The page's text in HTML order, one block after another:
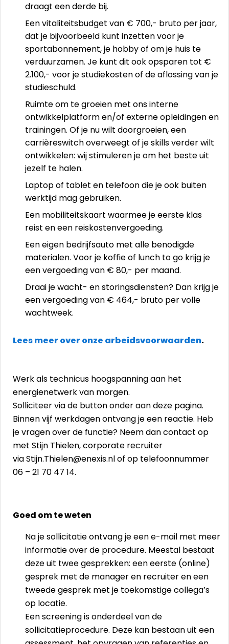
draagt een derde bij.
Een vitaliteitsbudget van € 700,- bruto per jaar,
dat je bijvoorbeeld kunt inzetten voor je
sportabonnement, je hobby of om je huis te
verduurzamen. Je kunt dit ook opsparen tot €
2.100,- voor je studiekosten of de aflossing van je
studieschuld.
Ruimte om te groeien met ons interne
ontwikkelplatform en/of externe opleidingen en
trainingen. Of je nu wilt doorgroeien, een
carrièreswitch overweegt of je skills verder wilt
ontwikkelen: wij stimuleren je om het beste uit
jezelf te halen.
Laptop of tablet en telefoon die je ook buiten
werktijd mag gebruiken.
Een mobiliteitskaart waarmee je eerste klas
reist en een reiskostenvergoeding.
Een eigen bedrijfsauto met alle benodigde
materialen. Voor je koffie of lunch to go krijg je
een vergoeding van € 80,- per maand.
Draai je wacht- en storingsdiensten? Dan krijg je
een vergoeding van € 464,- bruto per volle
wachtweek.
Lees meer over onze arbeidsvoorwaarden.
Werk als technicus hoogspanning aan het
energienetwerk van morgen.
Solliciteer via de button onder aan deze pagina.
Binnen vijf werkdagen ontvang je een reactie. Heb
je vragen over de functie? Neem dan contact op
met Stijn Thielen, corporate recruiter
via Stijn.Thielen@enexis.nl of op telefoonnummer
06 – 21 70 47 14.
Goed om te weten
Na je sollicitatie ontvang je een e-mail met meer
informatie over de procedure. Meestal bestaat
deze uit twee gesprekken: een eerste (online)
gesprek met de manager en recruiter en een
tweede gesprek met je toekomstige collega’s
op locatie.
Een screening is onderdeel van de
sollicitatieprocedure. Deze kan bestaan uit een